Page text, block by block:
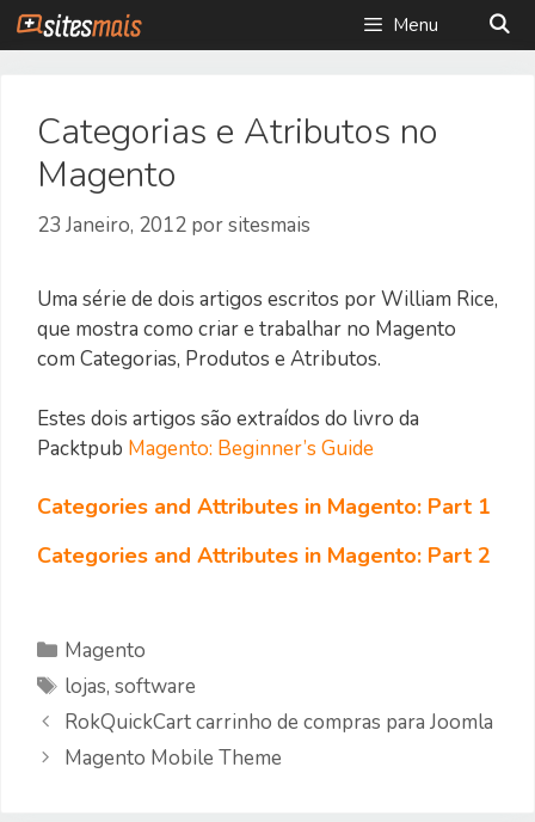
Saltar
para
Menu
Categorias e Atributos no
Magento
23 Janeiro, 2012 porsitesmais
Uma série de dois artigos escritos por William Rice,
que mostra como criar e trabalhar no Magento
com Categorias, Produtos e Atributos.
Estes dois artigos são extraídos do livro da
Packtpub Magento: Beginner’s Guide
Categories and Attributes in Magento: Part 1
Categories and Attributes in Magento: Part 2
Categorias
Magento
Etiquetas
lojas,software
RokQuickCart carrinho de compras para Joomla
Magento Mobile Theme